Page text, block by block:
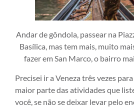
Andar de gôndola, passear na
Basílica, mas tem mais, muito
fazer em San Marco, o bairro
Precisei ir a Veneza três vezes
maior parte das atividades que
você, se não se deixar levar pelo